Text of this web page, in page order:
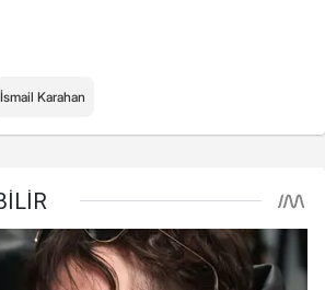
İsmail Karahan